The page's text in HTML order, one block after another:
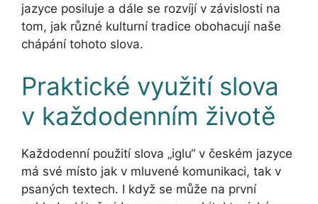
jazyce posiluje a dále se rozvíjí v závislosti na
tom, jak různé kulturní tradice obohacují naše
chápání tohoto slova.
Praktické využití slova
v každodenním životě
Každodenní použití slova „iglu“ v českém jazyce
má své místo jak v mluvené komunikaci, tak v
psaných textech. I když se může na první